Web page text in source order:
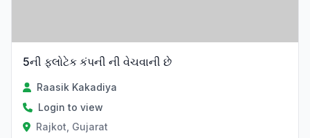
5ની ફ્લોટેક કંપની ની વેચવાની છે
Raasik Kakadiya
Login to view
Rajkot, Gujarat